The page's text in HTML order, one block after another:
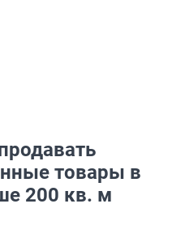
товары в
200 кв. м